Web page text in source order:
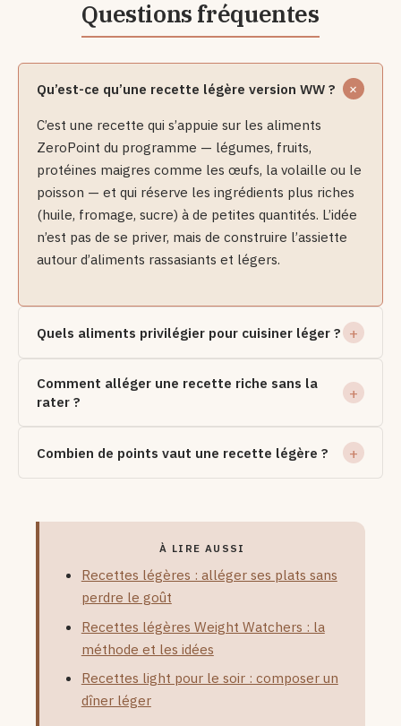
Qu’est-ce qu’une recette légère version WW ?
C’est une recette qui s’appuie sur les aliments
ZeroPoint du programme — légumes, fruits,
protéines maigres comme les œufs, la volaille ou le
poisson — et qui réserve les ingrédients plus riches
(huile, fromage, sucre) à de petites quantités. L’idée
n’est pas de se priver, mais de construire l’assiette
autour d’aliments rassasiants et légers.
Quels aliments privilégier pour cuisiner léger ?
Comment alléger une recette riche sans la
rater ?
Combien de points vaut une recette légère ?
À LIRE AUSSI
Recettes légères : alléger ses plats sans
perdre le goût
Recettes légères Weight Watchers : la
méthode et les idées
Recettes light pour le soir : composer un
dîner léger